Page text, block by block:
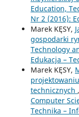
Education,
Nr 2 (2016):
Marek KĘSY,
gospodarki
Technology
Edukacja –
Marek KĘSY,
technicznych ,
Computer
Technika –